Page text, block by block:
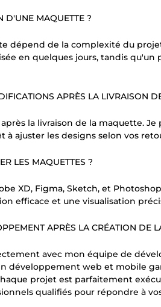
D'UNE MAQUETTE ?
dépend de la complexité du
en quelques jours, tandis
APRÈS LA LIVRAISON
la livraison de la maquette. Je
ajuster les designs selon vos
LES MAQUETTES ?
XD, Figma, Sketch, et
efficace et une visualisation
APRÈS LA CRÉATION DE
avec mon équipe de
développement web et mobile
projet est parfaitement
qualifiés pour répondre à